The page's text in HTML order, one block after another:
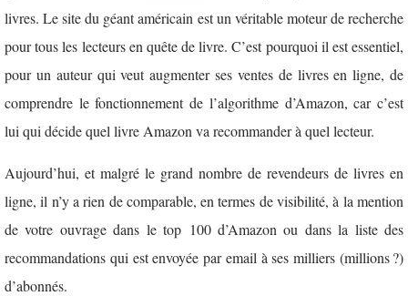
livres. Le site du géant américain est un véritable moteur de recherche
pour tous les lecteurs en quête de livre. C’est pourquoi il est essentiel,
pour un auteur qui veut augmenter ses ventes de livres en ligne, de
comprendre le fonctionnement de l’algorithme d’Amazon, car c’est
lui qui décide quel livre Amazon va recommander à quel lecteur.
Aujourd’hui, et malgré le grand nombre de revendeurs de livres en
ligne, il n’y a rien de comparable, en termes de visibilité, à la mention
de votre ouvrage dans le top 100 d’Amazon ou dans la liste des
recommandations qui est envoyée par email à ses milliers (millions ?)
d’abonnés.